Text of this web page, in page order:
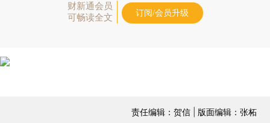
财新通会员
可畅读全文
订阅/会员升级
责任编辑：贺信 | 版面编辑：张柘